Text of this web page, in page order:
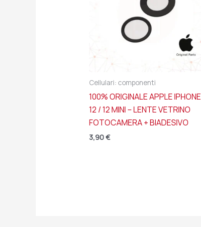
Cellulari: componenti
100% ORIGINALE APPLE IPHONE
12 / 12 MINI – LENTE VETRINO
FOTOCAMERA + BIADESIVO
3,90€